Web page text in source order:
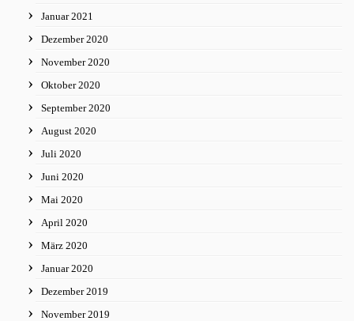
Januar 2021
Dezember 2020
November 2020
Oktober 2020
September 2020
August 2020
Juli 2020
Juni 2020
Mai 2020
April 2020
März 2020
Januar 2020
Dezember 2019
November 2019